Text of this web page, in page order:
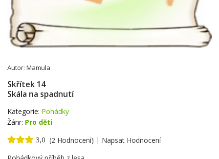
Autor: Mamula
Skřítek 14
Skála na spadnutí
Kategorie: Pohádky
Žánr: Pro děti
3,0 (2 Hodnocení) | Napsat Hodnocení